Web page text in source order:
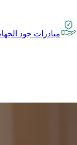
مبادرات جود